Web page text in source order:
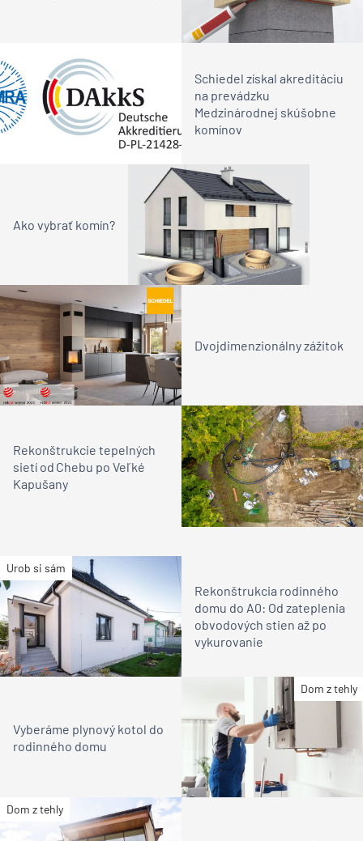
Schiedel získal akreditáciu
na prevádzku
Medzinárodnej skúšobne
komínov
Ako vybrať komín?
Dvojdimenzionálny zážitok
Rekonštrukcie tepelných
sietí od Chebu po Veľké
Kapušany
Urob si sám
Rekonštrukcia rodinného
domu do A0: Od zateplenia
obvodových stien až po
vykurovanie
Dom z tehly
Vyberáme plynový kotol do
rodinného domu
Dom z tehly